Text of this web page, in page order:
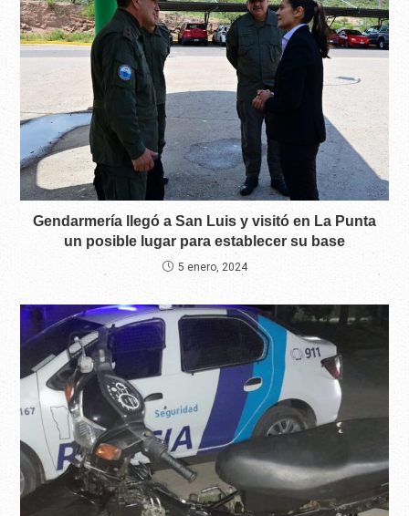
Gendarmería llegó a San Luis y visitó en La Punta
un posible lugar para establecer su base
5 enero, 2024